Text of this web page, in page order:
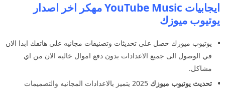
ايجابيات YouTube Music مهكر اخر اصدار
يوتيوب ميوزك
يوتيوب ميوزك حصل على تحديثات وتصنيفات مجانيه على هاتفك ابدا الان
في الوصول الى جميع الاعدادات بدون دفع اموال خاليه الان من اي
مشاكل.
تحديث يوتيوب ميوزك
2025 يتميز بالاعدادات المجانيه والتصميمات